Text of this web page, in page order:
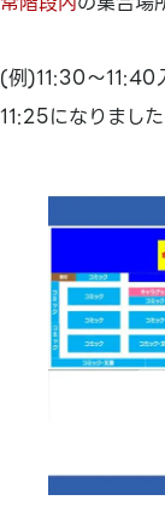
(例)11:30～11:40
11:25になりまし